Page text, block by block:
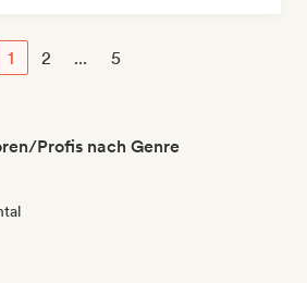
1 2 ... 5
Profis nach Genre